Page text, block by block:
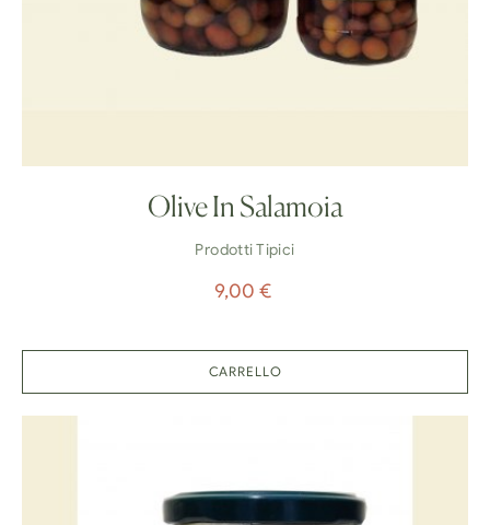
Olive In Salamoia
Prodotti Tipici
Prezzo
9,00 €
CARRELLO